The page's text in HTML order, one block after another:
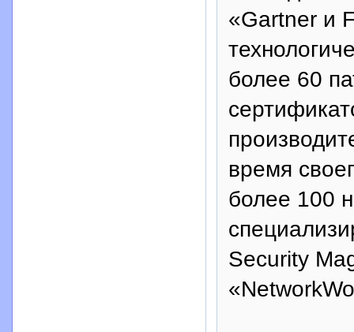
«Gartner и
более 60
время
более 100
Security